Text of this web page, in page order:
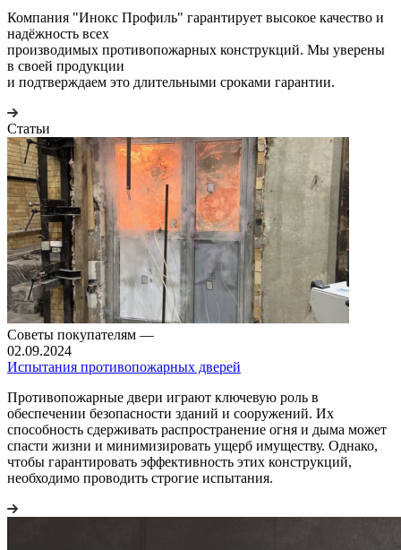
Компания "Инокс Профиль" гарантирует высокое качество и
надёжность всех
производимых противопожарных конструкций. Мы уверены
в своей продукции
и подтверждаем это длительными сроками гарантии.
Статьи
Советы покупателям —
02.09.2024
Испытания противопожарных дверей
Противопожарные двери играют ключевую роль в
обеспечении безопасности зданий и сооружений. Их
способность сдерживать распространение огня и дыма может
спасти жизни и минимизировать ущерб имуществу. Однако,
чтобы гарантировать эффективность этих конструкций,
необходимо проводить строгие испытания.